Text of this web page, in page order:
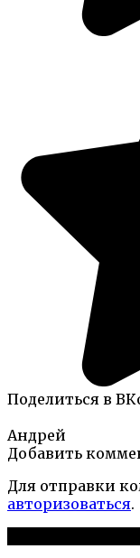
Поделиться в
Андрей
Добавить
Для отправки
авторизоваться.